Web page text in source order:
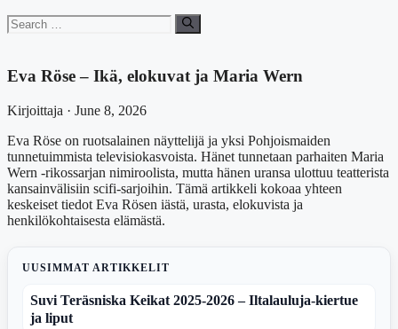
Search
for:
Eva Röse – Ikä, elokuvat ja Maria Wern
Kirjoittaja · June 8, 2026
Eva Röse on ruotsalainen näyttelijä ja yksi Pohjoismaiden
tunnetuimmista televisiokasvoista. Hänet tunnetaan parhaiten Maria
Wern -rikossarjan nimiroolista, mutta hänen uransa ulottuu teatterista
kansainvälisiin scifi-sarjoihin. Tämä artikkeli kokoaa yhteen
keskeiset tiedot Eva Rösen iästä, urasta, elokuvista ja
henkilökohtaisesta elämästä.
UUSIMMAT ARTIKKELIT
Suvi Teräsniska Keikat 2025-2026 – Iltalauluja-kiertue
ja liput